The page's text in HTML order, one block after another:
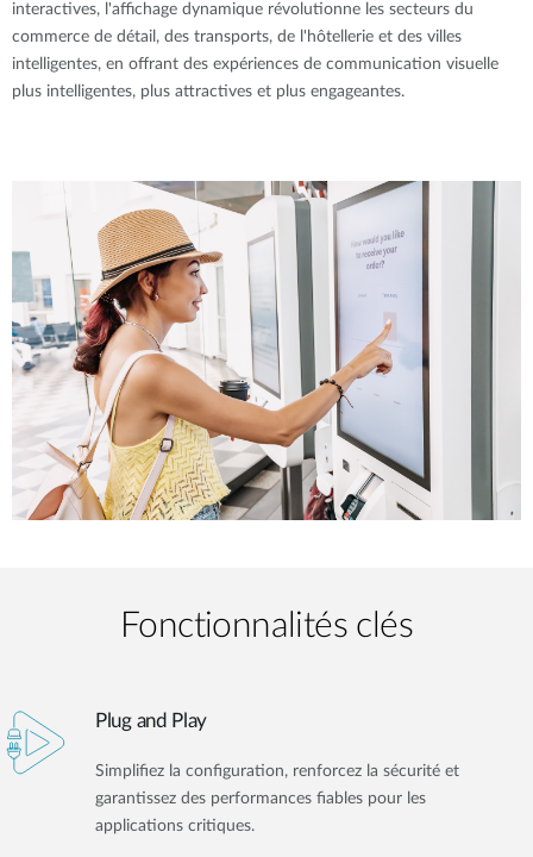
interactives, l'affichage dynamique révolutionne les secteurs du
commerce de détail, des transports, de l'hôtellerie et des villes
intelligentes, en offrant des expériences de communication visuelle
plus intelligentes, plus attractives et plus engageantes.
Fonctionnalités clés
Plug and Play
Simplifiez la configuration, renforcez la sécurité et
garantissez des performances fiables pour les
applications critiques.